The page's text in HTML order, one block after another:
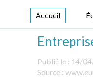
Accueil
Publié le : 14/
Source :